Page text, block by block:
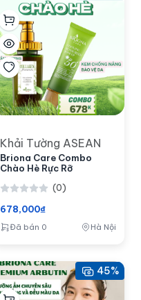
Khải Tường ASEAN
Briona Care Combo
Chào Hè Rực Rỡ
(0)
678,000₫
Đã bán 0 Hà Nội
45%